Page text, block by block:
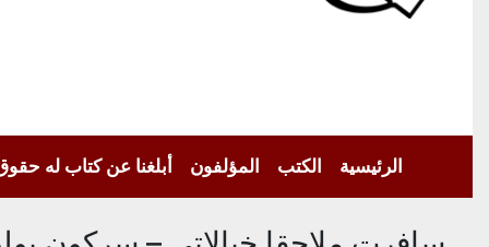
الرئيسية الكتب المؤلفون أبلغنا عن كتاب له